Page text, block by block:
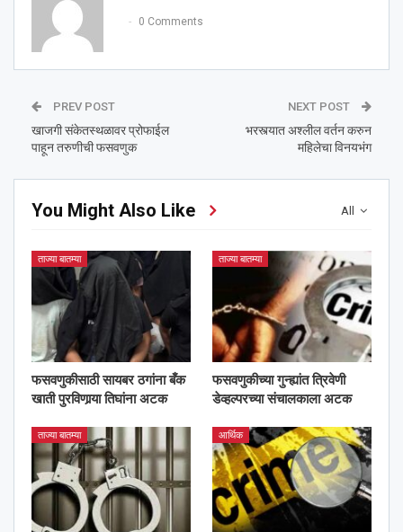
0 Comments
PREV POST
खाजगी संकेतस्थळावर प्रोफाईल
पाहून तरुणीची फसवणुक
NEXT POST
भरस्त्यात अश्‍लील वर्तन करुन
महिलेचा विनयभंग
All
You Might Also Like
ताज्या बातम्या
फसवणुकीसाठी सायबर ठगांना बँक
खाती पुरविणार्‍या तिघांना अटक
ताज्या बातम्या
फसवणुकीच्या गुन्ह्यांत त्रिवेणी
डेव्हल्परच्या संचालकाला अटक
ताज्या बातम्या आर्थिक